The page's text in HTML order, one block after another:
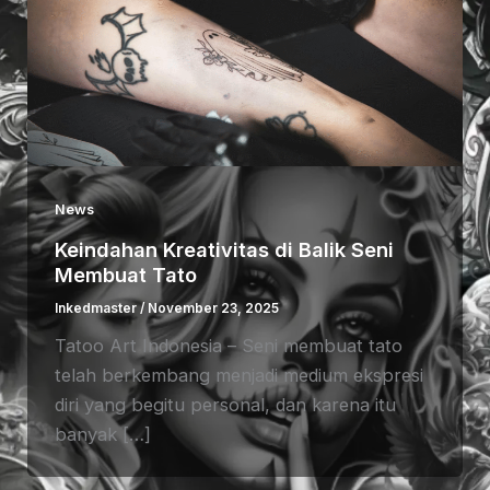
News
Keindahan Kreativitas di Balik Seni
Membuat Tato
Inkedmaster/ November 23, 2025
Tatoo Art Indonesia – Seni membuat tato
telah berkembang menjadi medium ekspresi
diri yang begitu personal, dan karena itu
banyak […]